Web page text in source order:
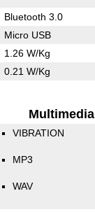
Bluetooth 3.0
Micro USB
1.26 W/Kg
0.21 W/Kg
Multimedia
VIBRATION
MP3
WAV